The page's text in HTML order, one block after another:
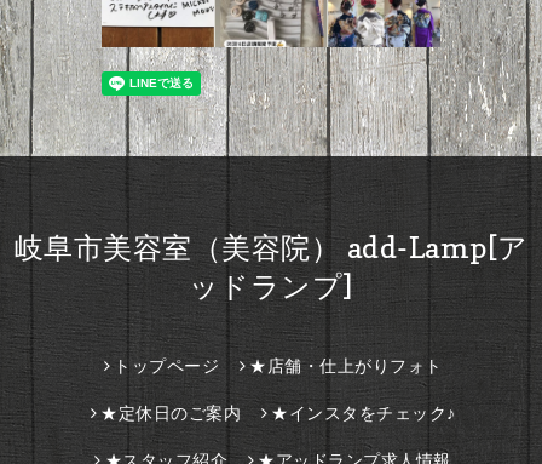
岐阜市美容室（美容院） add-Lamp[ア
ッドランプ]
トップページ ★店舗・仕上がりフォト
★定休日のご案内 ★インスタをチェック♪